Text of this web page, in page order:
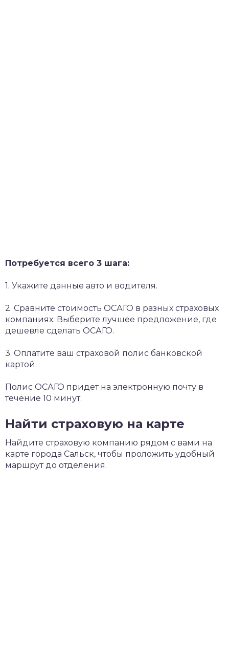
Потребуется всего 3 шага:
1. Укажите данные авто и водителя.
2. Сравните стоимость ОСАГО в разных страховых
компаниях. Выберите лучшее предложение, где
дешевле сделать ОСАГО.
3. Оплатите ваш страховой полис банковской
картой.
Полис ОСАГО придет на электронную почту в
течение 10 минут.
Найти страховую на карте
Найдите страховую компанию рядом с вами на
карте города Сальск, чтобы проложить удобный
маршрут до отделения.